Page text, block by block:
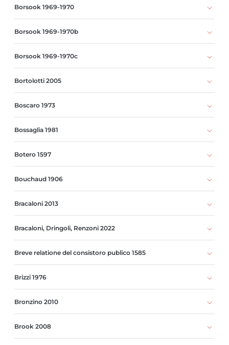
Borsook 1969-1970
Borsook 1969-1970b
Borsook 1969-1970c
Bortolotti 2005
Boscaro 1973
Bossaglia 1981
Botero 1597
Bouchaud 1906
Bracaloni 2013
Bracaloni, Dringoli, Renzoni 2022
Breve relatione del consistoro publico 1585
Brizzi 1976
Bronzino 2010
Brook 2008